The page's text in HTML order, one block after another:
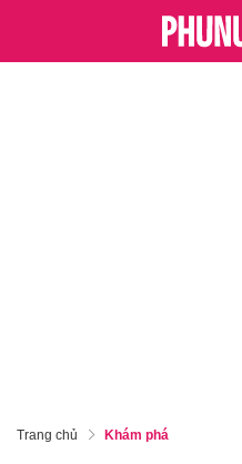
Trang chủ Khám phá